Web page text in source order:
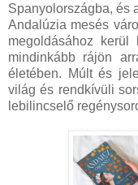
Spanyolországba, és
Andalúzia mesés
megoldásához
mindinkább rájön
életében. Múlt és
világ és rendkívüli
lebilincselő